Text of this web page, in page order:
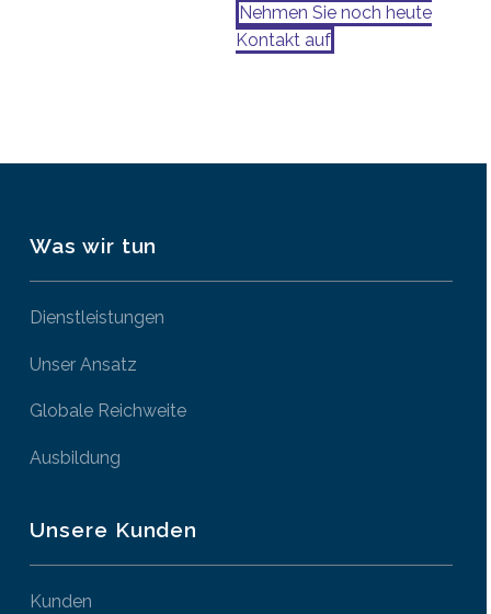
Nehmen Sie noch heute
Kontakt auf
Was wir tun
Dienstleistungen
Unser Ansatz
Globale Reichweite
Ausbildung
Unsere Kunden
Kunden